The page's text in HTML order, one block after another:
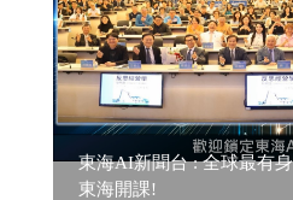
東海AI新聞台 : 全球最有
東海開課!